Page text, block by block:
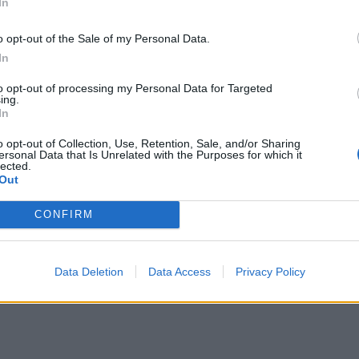
opt-out of the Sale of my Personal Data.
opt-out of processing my Personal Data for Targeted
opt-out of Collection, Use, Retention, Sale, and/or Sharing
Data that Is Unrelated with the Purposes for which it
CONFIRM
Data Deletion Data Access Privacy Policy
09 Αυγ.)
ΕΙΔΗΣΕΙΣ
Αύγ.)